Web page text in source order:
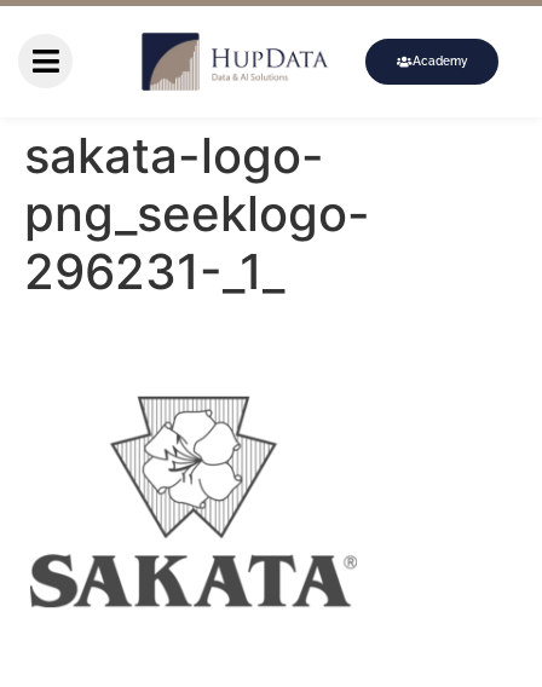
Academy
sakata-logo-
png_seeklogo-
296231-_1_